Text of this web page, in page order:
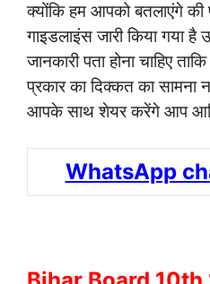
क्योंकि हम आपको बतलाएंगे की
गाइडलाइंस जारी किया गया
जानकारी पता होना चाहिए
प्रकार का दिक्कत का सामना
आपके साथ शेयर करेंगे आप
WhatsApp